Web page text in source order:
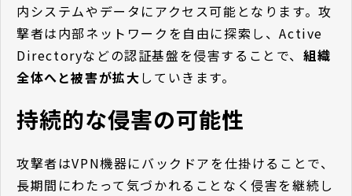
内システムやデータにアクセス可能となります。攻
撃者は内部ネットワークを自由に探索し、Active
Directoryなどの認証基盤を侵害することで、組織
全体へと被害が拡大していきます。
持続的な侵害の可能性
攻撃者はVPN機器にバックドアを仕掛けることで、
長期間にわたって気づかれることなく侵害を継続し